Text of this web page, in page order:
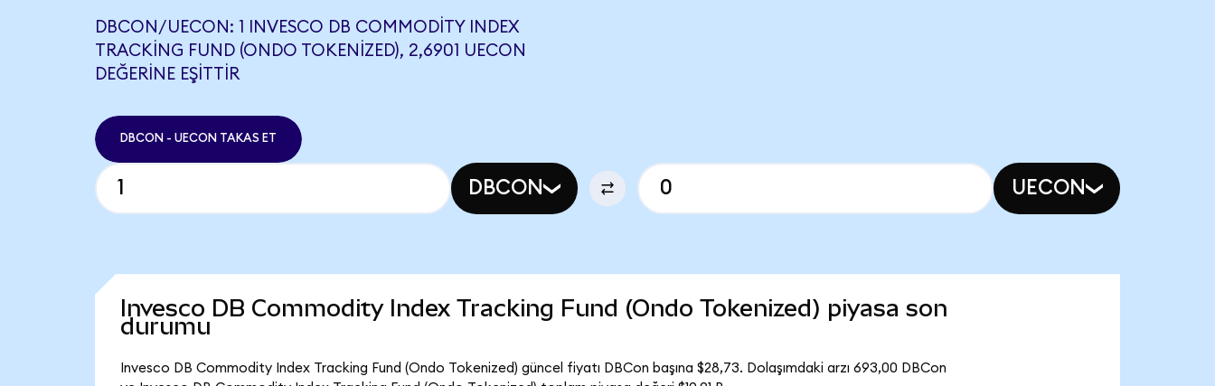
DBCON/UECON: 1 INVESCO DB COMMODITY INDEX
TRACKING FUND (ONDO TOKENIZED), 2,6901 UECON
DEĞERINE EŞITTIR
DBCON - UECON TAKAS ET
DBCON UECON
Invesco DB Commodity Index Tracking Fund (Ondo Tokenized) piyasa son
durumu
Invesco DB Commodity Index Tracking Fund (Ondo Tokenized) güncel fiyatı DBCon başına $28,73. Dolaşımdaki arzı 693,00 DBCon